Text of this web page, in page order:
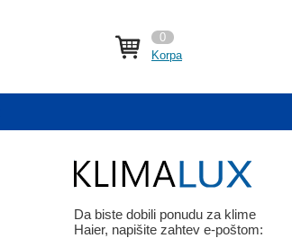
0
Korpa
Da biste dobili ponudu za klime
Haier, napišite zahtev e-poštom: